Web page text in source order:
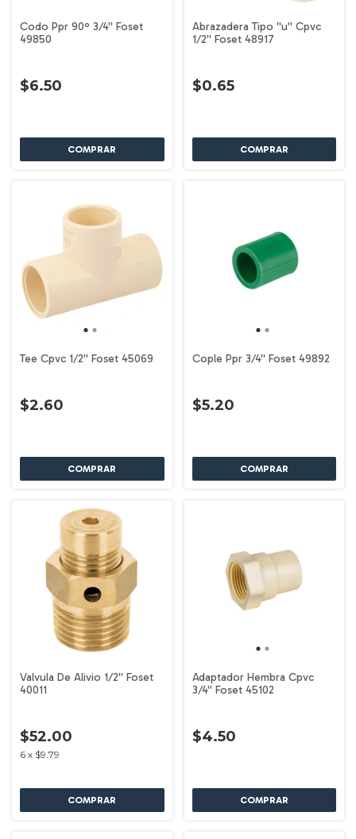
Codo Ppr 90º 3/4'' Foset
49850
$6.50
Abrazadera Tipo ''u'' Cpvc
1/2'' Foset 48917
$0.65
Tee Cpvc 1/2'' Foset 45069
$2.60
Cople Ppr 3/4'' Foset 49892
$5.20
Valvula De Alivio 1/2'' Foset
40011
$52.00
6 x $9.79
Adaptador Hembra Cpvc
3/4'' Foset 45102
$4.50